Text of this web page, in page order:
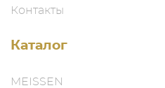
Контакты
Каталог
MEISSEN